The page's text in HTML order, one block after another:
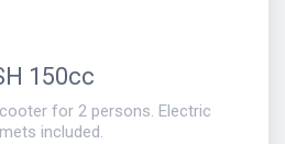
150cc
for 2 persons. Electric
included.